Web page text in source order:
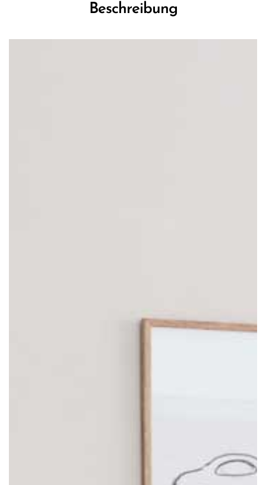
Beschreibung